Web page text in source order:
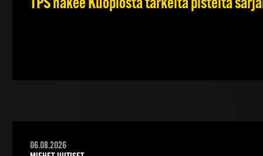
TPS hakee Kuopiosta tärkeitä pisteitä
06.08.2026